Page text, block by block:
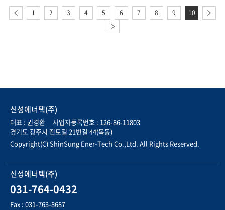
1 2 3 4 5 6 7 8 9 10
신성에너텍(주)
대표 : 권경환 사업자등록번호 : 126-86-11803
경기도 광주시 진토길 21번길 44(목동)
Copyright(C) ShinSung Ener-Tech Co.,Ltd. All Rights Reserved.
신성에너텍(주)
031-764-0432
Fax : 031-763-8687